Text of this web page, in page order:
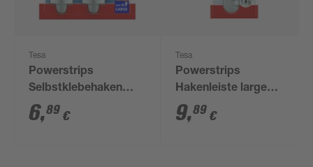
Tesa
Powerstrips
Selbstklebehaken
Large silbern 2 Stück
6,89 €
Tesa
Powerstrips
Hakenleiste large
matt
9,89 €